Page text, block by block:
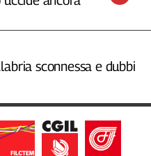
sconnessa e dubbi